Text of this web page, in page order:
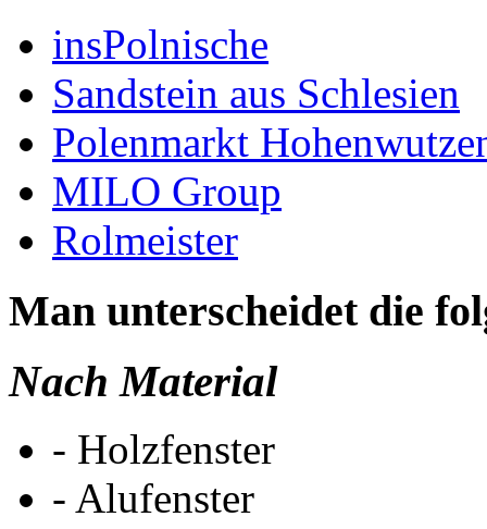
insPolnische
Sandstein aus Schlesien
Polenmarkt
MILO Group
Rolmeister
Man unterscheidet die
Nach Material
- Holzfenster
- Alufenster